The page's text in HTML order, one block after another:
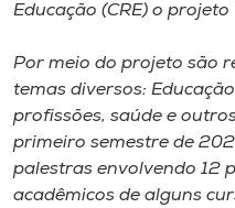
Selecione
A+
Educação (CRE) o projeto
Por meio do projeto são
temas diversos:
profissões, saúde e
primeiro semestre de
palestras envolvendo 12
acadêmicos de alguns